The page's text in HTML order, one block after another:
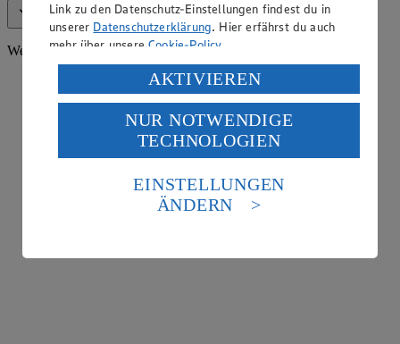
Alle anzeigen (5) Weniger anzeigen
Weiteres Sortiment
Link zu den Datenschutz-Einstellungen findest du in
unserer Datenschutzerklärung. Hier erfährst du auch
mehr über unsereCookie-Policy.
Verarbeitung deiner personenbezogenen Daten in den
USA durch Facebook und YouTube:
Wenn du auf „Aktivieren“ klickst, willigst du im Sinne
des Art. 49 Abs. 1 Satz 1 lit. a) DSGVO ein, dass deine
Daten in den USA verarbeitet werden. Der EuGH sieht
die USA als Land mit einem nach europäischen
Standards nicht angemessenen Datenschutzniveau an.
Es besteht das Risiko eines Zugriffs durch US-
Informationen zum Herausgeber der Seite findest du
AKTIVIEREN
NUR NOTWENDIGE
TECHNOLOGIEN
EINSTELLUNGEN
ÄNDERN